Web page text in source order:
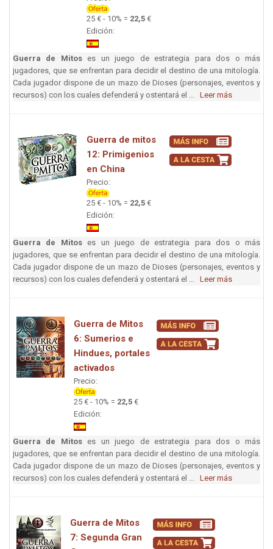
25 € - 10% = 22,5 €
Edición:
Guerra de Mitoses un juego de estrategia para dos o más
jugadores, que se enfrentan para decidir el destino de una mitología.
Cada jugador dispone de un mazo de Dioses (personajes, eventos y
recursos) con los cuales defenderá y ostentará el ... Leer más
Guerra de mitos
12: Primigenios
en China
Precio:
25 € - 10% = 22,5 €
Edición:
Guerra de Mitoses un juego de estrategia para dos o más
jugadores, que se enfrentan para decidir el destino de una mitología.
Cada jugador dispone de un mazo de Dioses (personajes, eventos y
recursos) con los cuales defenderá y ostentará el ... Leer más
Guerra de Mitos
6: Sumerios e
Hindues, portales
activados
Precio:
25 € - 10% = 22,5 €
Edición:
Guerra de Mitoses un juego de estrategia para dos o más
jugadores, que se enfrentan para decidir el destino de una mitología.
Cada jugador dispone de un mazo de Dioses (personajes, eventos y
recursos) con los cuales defenderá y ostentará el ... Leer más
Guerra de Mitos
7: Segunda Gran